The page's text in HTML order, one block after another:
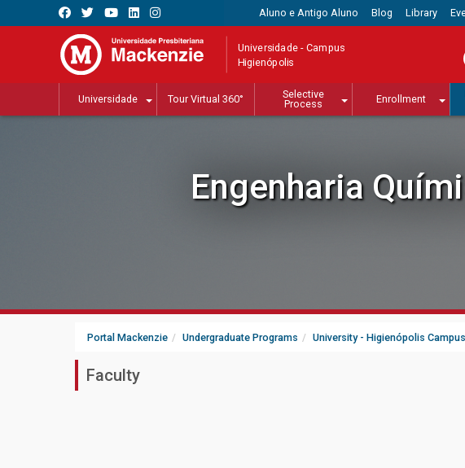
Aluno e Antigo Aluno Blog Library
Universidade - Campus
Higienópolis
Universidade Tour Virtual 360°
Selective
Process
Enrollment
Engenharia
Portal Mackenzie Undergraduate Programs University - Higienópolis Campus
Faculty